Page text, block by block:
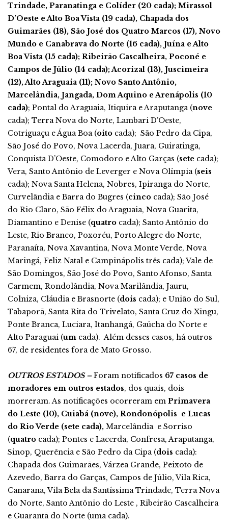
Trindade, Paranatinga e Colíder (20 cada); Mirassol
D’Oeste e Alto Boa Vista (19 cada), Chapada dos
Guimarães (18), São José dos Quatro Marcos (17), Novo
Mundo e Canabrava do Norte (16 cada), Juína e Alto
Boa Vista (15 cada); Ribeirão Cascalheira, Poconé e
Campos de Júlio (14 cada); Acorizal (13), Juscimeira
(12), Alto Araguaia (11); Novo Santo Antônio,
Marcelândia, Jangada, Dom Aquino e Arenápolis (10
cada); Pontal do Araguaia, Itiquira e Araputanga (nove
cada); Terra Nova do Norte, Lambari D’Oeste,
Cotriguaçu e Água Boa (oito cada); São Pedro da Cipa,
São José do Povo, Nova Lacerda, Juara, Guiratinga,
Conquista D’Oeste, Comodoro e Alto Garças (sete cada);
Vera, Santo Antônio de Leverger e Nova Olímpia (seis
cada); Nova Santa Helena, Nobres, Ipiranga do Norte,
Curvelândia e Barra do Bugres (cinco cada); São José
do Rio Claro, São Félix do Araguaia, Nova Guarita,
Diamantino e Denise (quatro cada); Santo Antônio do
Leste, Rio Branco, Poxoréu, Porto Alegre do Norte,
Paranaíta, Nova Xavantina, Nova Monte Verde, Nova
Maringá, Feliz Natal e Campinápolis três cada); Vale de
São Domingos, São José do Povo, Santo Afonso, Santa
Carmem, Rondolândia, Nova Marilândia, Jauru,
Colniza, Cláudia e Brasnorte (dois cada); e União do Sul,
Tabaporã, Santa Rita do Trivelato, Santa Cruz do Xingu,
Ponte Branca, Luciara, Itanhangá, Gaúcha do Norte e
Alto Paraguai (um cada). Além desses casos, há outros
67, de residentes fora de Mato Grosso.
OUTROS ESTADOS – Foram notificados 67 casos de
moradores em outros estados, dos quais, dois
morreram. As notificações ocorreram em Primavera
do Leste (10), Cuiabá (nove), Rondonópolis e Lucas
do Rio Verde (sete cada), Marcelândia e Sorriso
(quatro cada); Pontes e Lacerda, Confresa, Araputanga,
Sinop, Querência e São Pedro da Cipa (dois cada):
Chapada dos Guimarães, Várzea Grande, Peixoto de
Azevedo, Barra do Garças, Campos de Júlio, Vila Rica,
Canarana, Vila Bela da Santíssima Trindade, Terra Nova
do Norte, Santo Antônio do Leste , Ribeirão Cascalheira
e Guarantã do Norte (uma cada).